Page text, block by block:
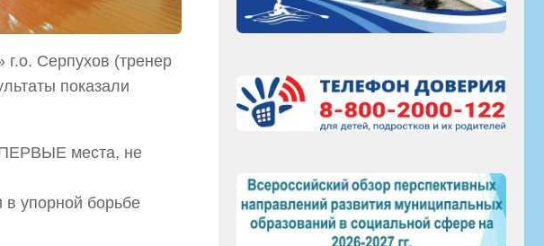
г.о. Серпухов (тренер
показали
ПЕРВЫЕ места, не
в упорной борьбе